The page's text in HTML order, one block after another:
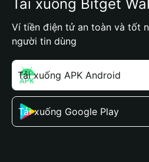
Tải xuống Bitget
Ví tiền điện tử an toàn và tốt
người tin dùng
Tải xuống APK Android
Tải xuống Google Play